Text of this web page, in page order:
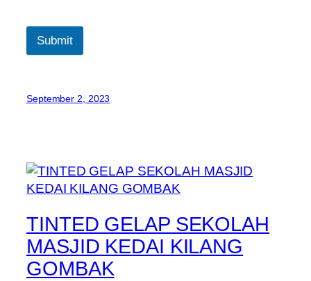
Submit
September 2, 2023
TINTED GELAP SEKOLAH
MASJID KEDAI KILANG
GOMBAK